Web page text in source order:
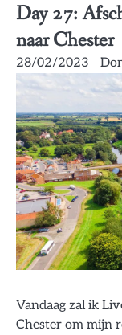
Day 27:
naar Chester
28/02/2023
Vandaag zal ik
Chester om mijn